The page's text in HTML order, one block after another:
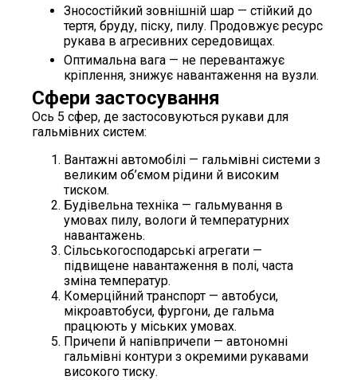
Зносостійкий зовнішній шар — стійкий до
тертя, бруду, піску, пилу. Продовжує ресурс
рукава в агресивних середовищах.
Оптимальна вага — не перевантажує
кріплення, знижує навантаження на вузли.
Сфери застосування
Ось 5 сфер, де застосовуються рукави для
гальмівних систем:
Вантажні автомобілі — гальмівні системи з
великим об’ємом рідини й високим
тиском.
Будівельна техніка — гальмування в
умовах пилу, вологи й температурних
навантажень.
Сільськогосподарські агрегати —
підвищене навантаження в полі, часта
зміна температур.
Комерційний транспорт — автобуси,
мікроавтобуси, фургони, де гальма
працюють у міських умовах.
Причепи й напівпричепи — автономні
гальмівні контури з окремими рукавами
високого тиску.